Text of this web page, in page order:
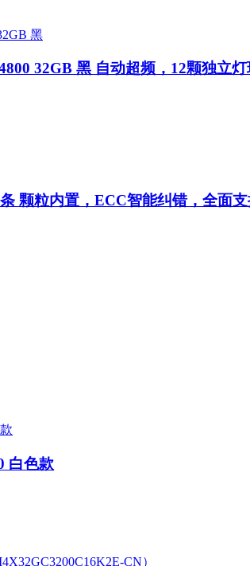
32GB 黑 自动超频，12颗独立
颗粒内置，ECC智能纠错，全面
白色款